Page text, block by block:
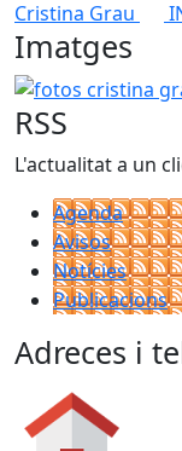
Cristina Grau
Imatges
fotos cristina grau
RSS
L'actualitat a un
Agenda
Avisos
Notícies
Publicacions
Adreces i